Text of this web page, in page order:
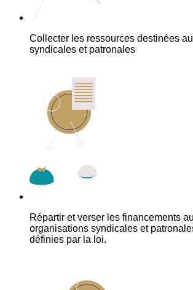
Collecter les ressources destinées
syndicales et patronales
Répartir et verser les financements
organisations syndicales et
définies par la loi.